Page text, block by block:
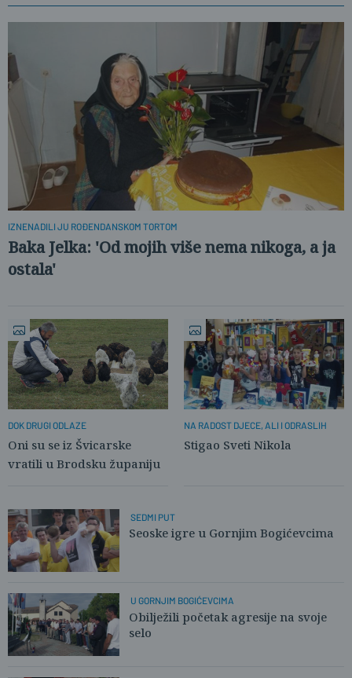
IZNENADILI JU ROĐENDANSKOM TORTOM
Baka Jelka: 'Od mojih više nema nikoga, a ja
ostala'
DOK DRUGI ODLAZE
Oni su se iz Švicarske
vratili u Brodsku županiju
NA RADOST DJECE, ALI I ODRASLIH
Stigao Sveti Nikola
SEDMI PUT
Seoske igre u Gornjim Bogićevcima
U GORNJIM BOGIĆEVCIMA
Obilježili početak agresije na svoje
selo